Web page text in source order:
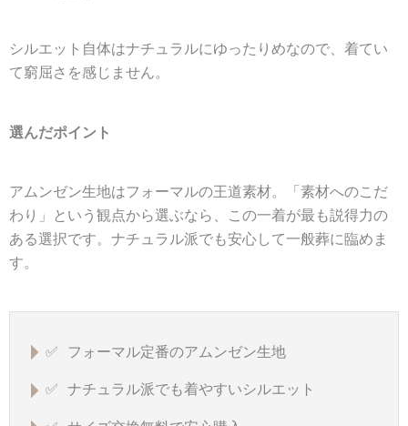
シルエット自体はナチュラルにゆったりめなので、着てい
て窮屈さを感じません。
選んだポイント
アムンゼン生地はフォーマルの王道素材。「素材へのこだ
わり」という観点から選ぶなら、この一着が最も説得力の
ある選択です。ナチュラル派でも安心して一般葬に臨めま
す。
✅ フォーマル定番のアムンゼン生地
✅ ナチュラル派でも着やすいシルエット